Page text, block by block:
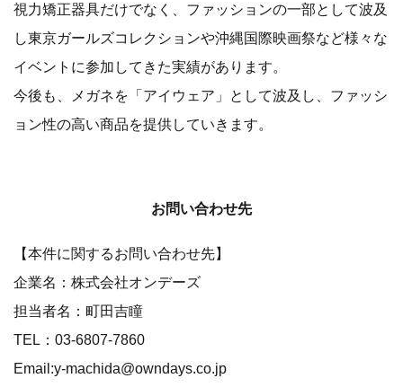
視力矯正器具だけでなく、ファッションの一部として波及
し東京ガールズコレクションや沖縄国際映画祭など様々な
イベントに参加してきた実績があります。
今後も、メガネを「アイウェア」として波及し、ファッシ
ョン性の高い商品を提供していきます。
お問い合わせ先
【本件に関するお問い合わせ先】
企業名：株式会社オンデーズ
担当者名：町田吉瞳
TEL：03-6807-7860
Email:y-machida@owndays.co.jp